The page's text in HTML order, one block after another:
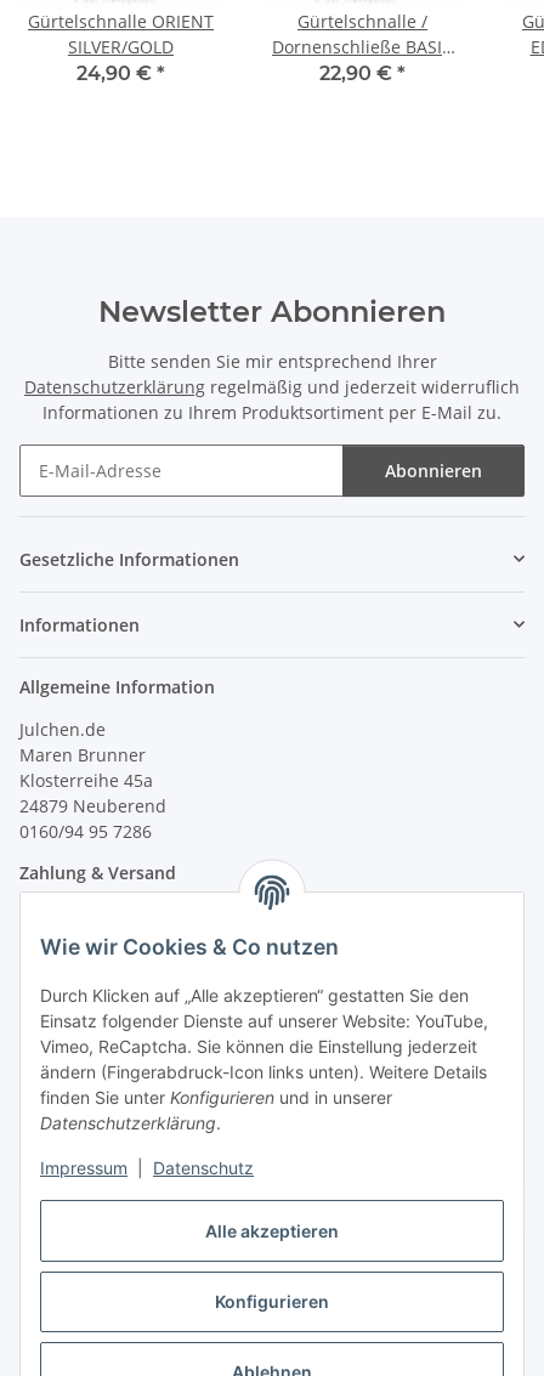
Alle akzeptieren
Konfigurieren
Wie wir Cookies & Co nutzen
Durch Klicken auf „Alle akzeptieren“ gestatten Sie den
Einsatz folgender Dienste auf unserer Website: YouTube,
Vimeo, ReCaptcha. Sie können die Einstellung jederzeit
ändern (Fingerabdruck-Icon links unten). Weitere Details
finden Sie unter Konfigurieren und in unserer
Datenschutzerklärung.
Impressum Datenschutz
Gürtelschnalle ORIENT
SILVER/GOLD
24,90 € *
Gürtelschnalle /
Dornenschließe BASIC
ROSEGOLD
22,90 € *
Newsletter Abonnieren
Bitte senden Sie mir entsprechend Ihrer
Datenschutzerklärung regelmäßig und jederzeit widerruflich
Informationen zu Ihrem Produktsortiment per E-Mail zu.
Abonnieren
Gesetzliche Informationen
Informationen
Allgemeine Information
Julchen.de
Maren Brunner
Klosterreihe 45a
24879 Neuberend
0160/94 95 7286
Zahlung & Versand
Vertrag widerrufen
* Alle Preise inkl. gesetzlicher USt., zzgl.Versand